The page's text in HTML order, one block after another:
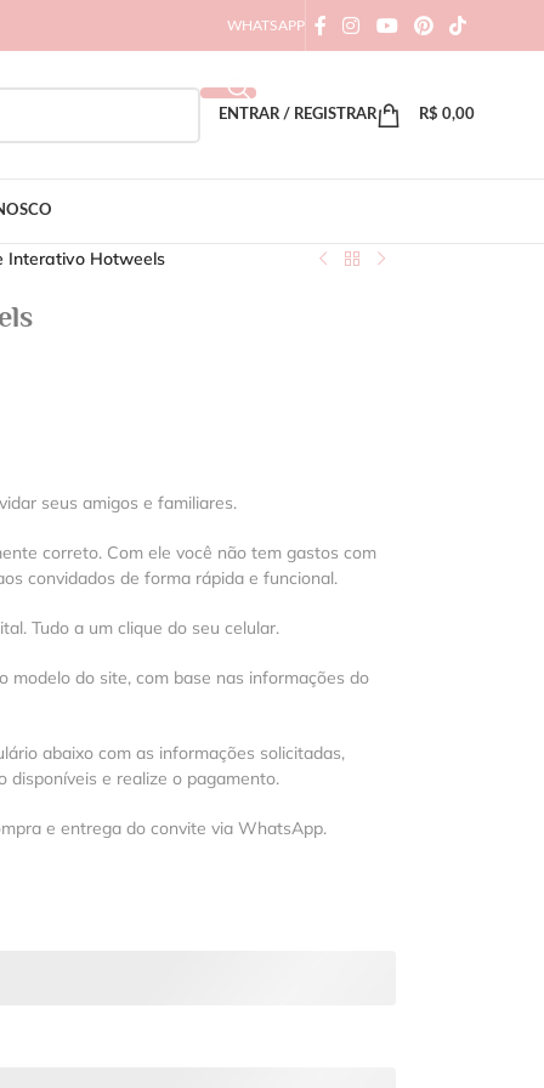
WHATSAPP
ENTRAR / REGISTRAR R$ 0,00
Interativo Hotweels
seus amigos e familiares.
correto. Com ele você não tem gastos com
convidados de forma rápida e funcional.
Tudo a um clique do seu celular.
modelo do site, com base nas informações do
abaixo com as informações solicitadas,
disponíveis e realize o pagamento.
e entrega do convite via WhatsApp.